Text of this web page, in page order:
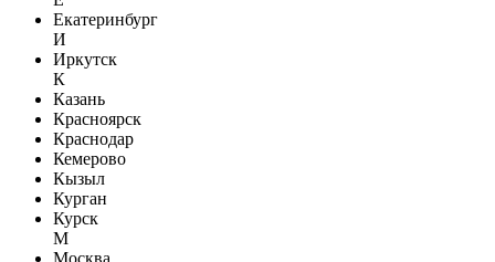
Екатеринбург
И
Иркутск
К
Казань
Красноярск
Краснодар
Кемерово
Кызыл
Курган
Курск
М